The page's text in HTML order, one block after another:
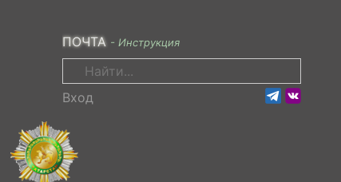
ПОЧТА - Инструкция
Поиск:
Вход